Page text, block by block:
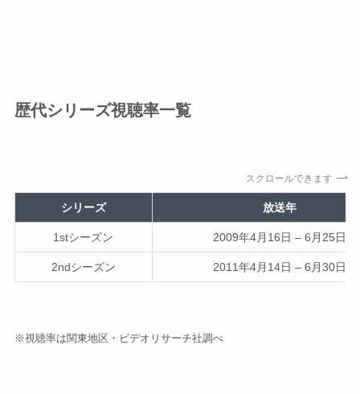
歴代シリーズ視聴率一覧
スクロールできます
シリーズ 放送年
1stシーズン 2009年4月16日 – 6月25日
2ndシーズン 2011年4月14日 – 6月30日
※視聴率は関東地区・ビデオリサーチ社調べ